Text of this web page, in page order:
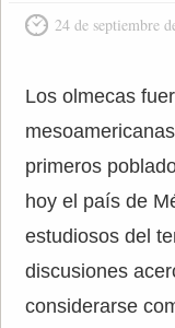
24 de septiembre
Los olmecas
primeros
hoy el país de
estudiosos del
discusiones
considerarse